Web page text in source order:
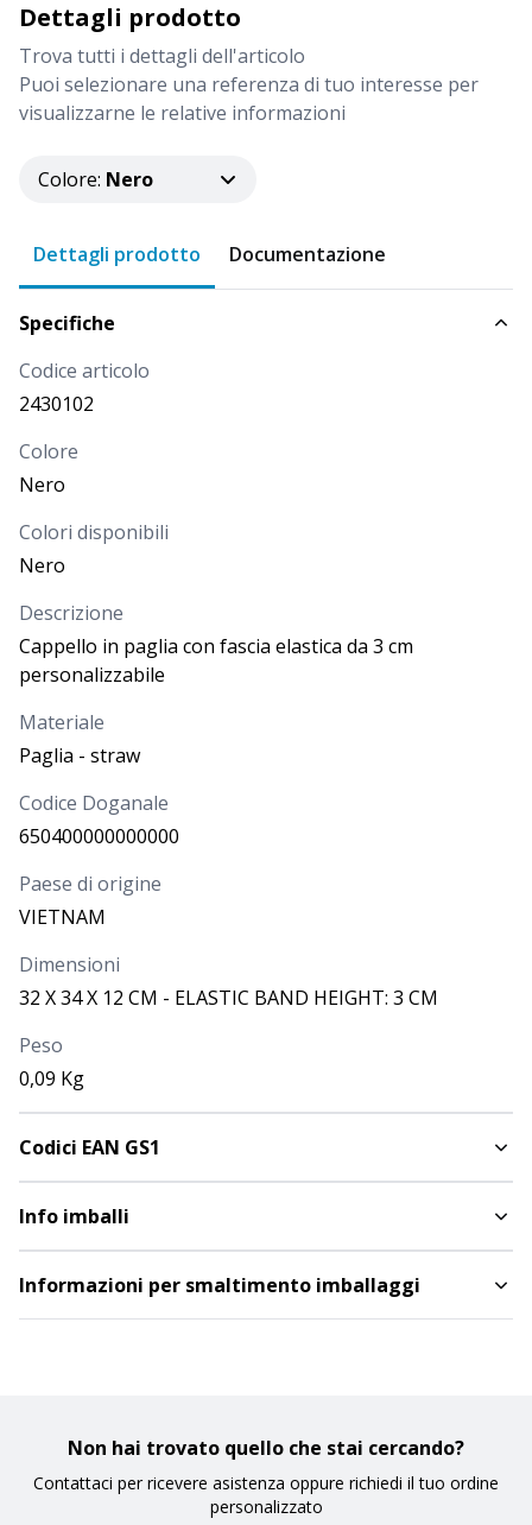
Dettagli prodotto
Trova tutti i dettagli dell'articolo
Puoi selezionare una referenza di tuo interesse per
visualizzarne le relative informazioni
Colore: Nero
Dettagli prodotto Documentazione
Specifiche
Codice articolo
2430102
Colore
Nero
Colori disponibili
Nero
Descrizione
Cappello in paglia con fascia elastica da 3 cm
personalizzabile
Materiale
Paglia - straw
Codice Doganale
650400000000000
Paese di origine
VIETNAM
Dimensioni
32 X 34 X 12 CM - ELASTIC BAND HEIGHT: 3 CM
Peso
0,09 Kg
Codici EAN GS1
Info imballi
Informazioni per smaltimento imballaggi
Non hai trovato quello che stai cercando?
Contattaci per ricevere asistenza oppure richiedi il tuo ordine
personalizzato